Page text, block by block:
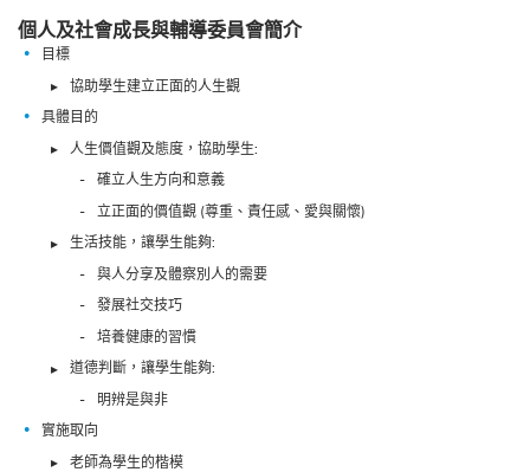
個人及社會成長與輔導委員會簡介
目標
協助學生建立正面的人生觀
具體目的
人生價值觀及態度，協助學生:
確立人生方向和意義
立正面的價值觀 (尊重、責任感、愛與關懷)
生活技能，讓學生能夠:
與人分享及體察別人的需要
發展社交技巧
培養健康的習慣
道德判斷，讓學生能夠:
明辨是與非
實施取向
老師為學生的楷模